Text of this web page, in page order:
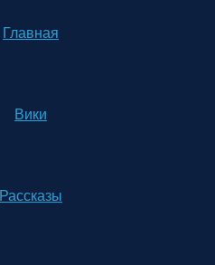
Главная
Вики
Рассказы